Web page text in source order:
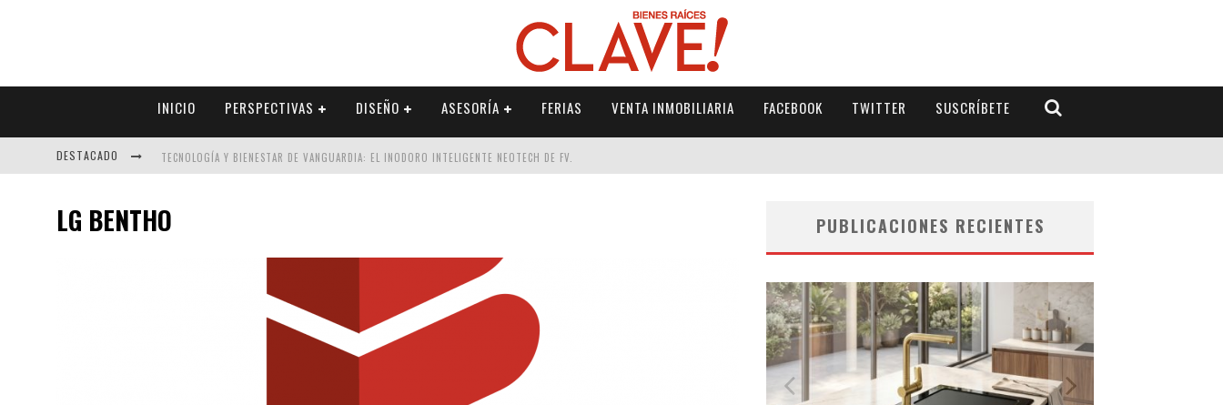
INICIO PERSPECTIVAS DISEÑO ASESORÍA FERIAS VENTA INMOBILIARIA FACEBOOK TWITTER SUSCRÍBETE
DESTACADO TECNOLOGÍA Y BIENESTAR DE VANGUARDIA: EL INODORO INTELIGENTE NEOTECH DE FV.
ALEXANDRA BEDOYA – LA CONSTANCIA DETRÁS DE LA PALETERÍA
EL DESPERTAR DE LA CALIDEZ: ACABADOS DORADOS DE FV PARA ELEVAR TU ESPACIO
LG BENTHO PUBLICACIONES RECIENTES